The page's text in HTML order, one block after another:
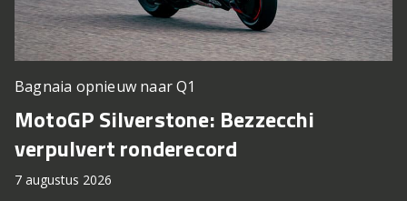
Bagnaia opnieuw naar Q1
MotoGP Silverstone: Bezzecchi
verpulvert ronderecord
7 augustus 2026